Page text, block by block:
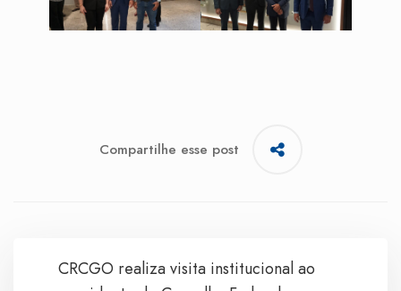
Compartilhe esse post
CRCGO realiza visita institucional ao